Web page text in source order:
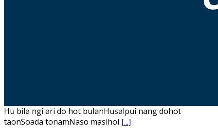
Hu bila ngi ari do hot bulanHusalpui nang dohot
taonSoada tonamNaso masihol [...]